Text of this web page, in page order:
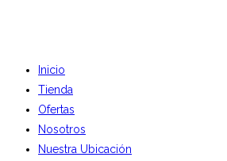
Inicio
Tienda
Ofertas
Nosotros
Nuestra Ubicación